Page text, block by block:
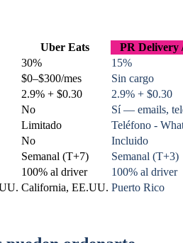
Uber Eats
PR Delivery
30%
15%
$0–$300/mes
Sin cargo
2.9% + $0.30
2.9% + $0.30
No
Sí — emails,
Limitado
Teléfono -
No
Incluido
Semanal (T+7)
Semanal (T+3)
100% al driver
100% al driver
California, EE.UU. Puerto Rico